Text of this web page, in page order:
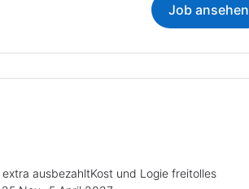
Job ansehen
ausbezahltKost und Logie freitolles